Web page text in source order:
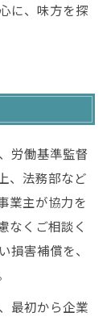
に、味方を探
労働基準監督
、法務部など
業主が協力を
なくご相談く
損害補償を、
最初から企業